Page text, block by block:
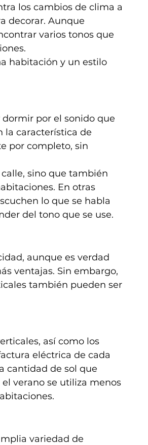
los cambios de clima a
decorar. Aunque
varios tonos que
habitación y un estilo
por el sonido que
la característica de
por completo, sin
sino que también
En otras
lo que se habla
del tono que se use.
aunque es verdad
ventajas. Sin embargo,
también pueden ser
así como los
eléctrica de cada
cantidad de sol que
verano se utiliza menos
variedad de